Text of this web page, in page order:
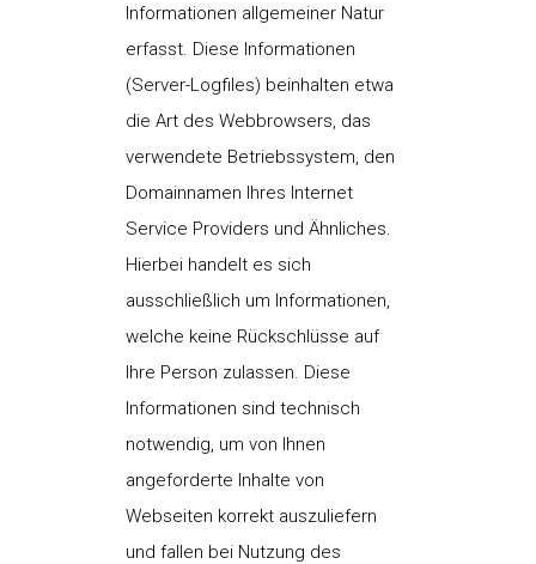
Informationen allgemeiner Natur
erfasst. Diese Informationen
(Server-Logfiles) beinhalten etwa
die Art des Webbrowsers, das
verwendete Betriebssystem, den
Domainnamen Ihres Internet
Service Providers und Ähnliches.
Hierbei handelt es sich
ausschließlich um Informationen,
welche keine Rückschlüsse auf
Ihre Person zulassen. Diese
Informationen sind technisch
notwendig, um von Ihnen
angeforderte Inhalte von
Webseiten korrekt auszuliefern
und fallen bei Nutzung des